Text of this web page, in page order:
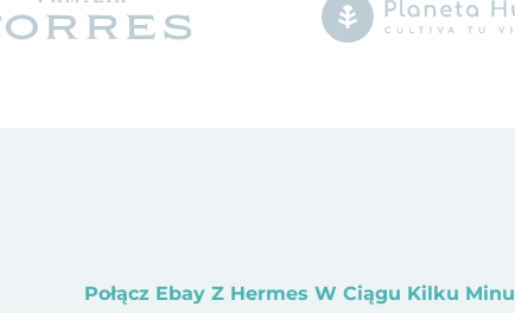
Połącz Ebay Z Hermes W Ciągu Kilku